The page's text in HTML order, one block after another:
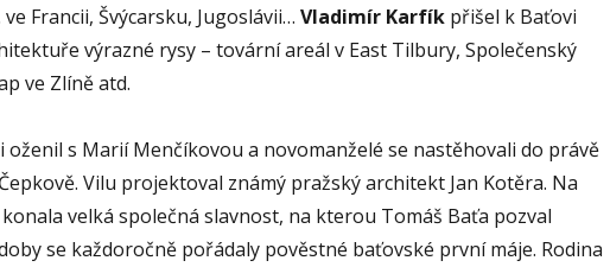
Francii, Švýcarsku, Jugoslávii… Vladimír Karfík přišel k Baťovi
výrazné rysy – tovární areál v East Tilbury, Společenský
ve Zlíně atd.
oženil s Marií Menčíkovou a novomanželé se nastěhovali do právě
Vilu projektoval známý pražský architekt Jan Kotěra. Na
velká společná slavnost, na kterou Tomáš Baťa pozval
se každoročně pořádaly pověstné baťovské první máje. Rodina